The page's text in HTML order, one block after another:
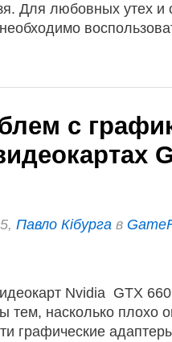
Для любовных утех и
с
Павло Кібурга в
Nvidia GTX
тем, насколько плохо
графические